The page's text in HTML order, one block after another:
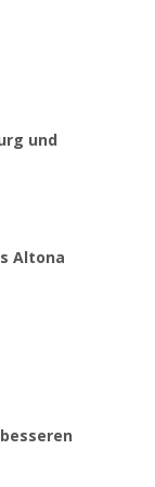
und
Altona